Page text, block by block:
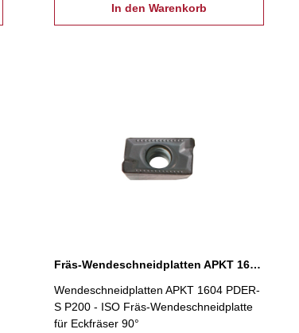
In den Warenkorb
Fräs-Wendeschneidplatten APKT 1604 PDER-S P200
Wendeschneidplatten APKT 1604 PDER-
S P200 - ISO Fräs-Wendeschneidplatte
für Eckfräser 90°